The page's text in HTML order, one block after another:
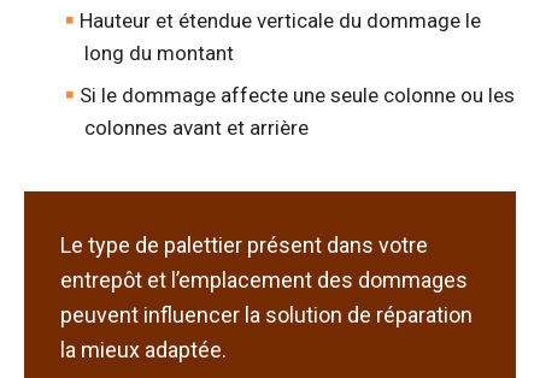
Hauteur et étendue verticale du dommage le
long du montant
Si le dommage affecte une seule colonne ou les
colonnes avant et arrière
Le type de palettier présent dans votre
entrepôt et l’emplacement des dommages
peuvent influencer la solution de réparation
la mieux adaptée.